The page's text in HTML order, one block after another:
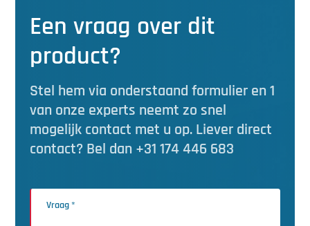
Een vraag over dit
product?
Stel hem via onderstaand formulier en 1
van onze experts neemt zo snel
mogelijk contact met u op. Liever direct
contact? Bel dan +31 174 446 683